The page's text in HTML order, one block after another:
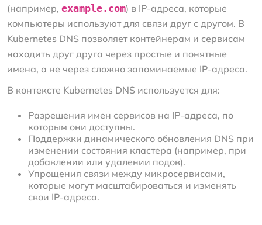
(например, example.com) в IP-адреса, которые
компьютеры используют для связи друг с другом. В
Kubernetes DNS позволяет контейнерам и сервисам
находить друг друга через простые и понятные
имена, а не через сложно запоминаемые IP-адреса.
В контексте Kubernetes DNS используется для:
Разрешения имен сервисов на IP-адреса, по
которым они доступны.
Поддержки динамического обновления DNS при
изменении состояния кластера (например, при
добавлении или удалении подов).
Упрощения связи между микросервисами,
которые могут масштабироваться и изменять
свои IP-адреса.